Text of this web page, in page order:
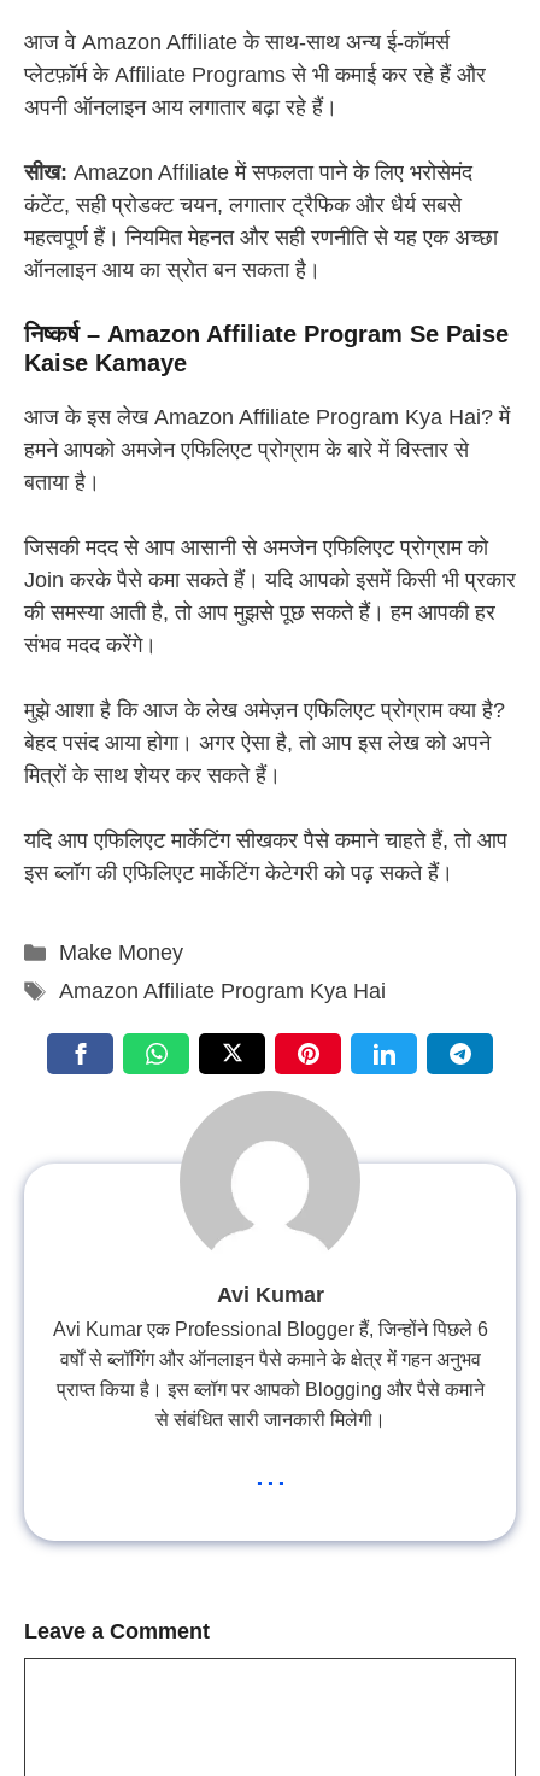
आज वे Amazon Affiliate के साथ-साथ अन्य ई-कॉमर्स
प्लेटफ़ॉर्म के Affiliate Programs से भी कमाई कर रहे हैं और
अपनी ऑनलाइन आय लगातार बढ़ा रहे हैं।
सीख: Amazon Affiliate में सफलता पाने के लिए भरोसेमंद
कंटेंट, सही प्रोडक्ट चयन, लगातार ट्रैफिक और धैर्य सबसे
महत्वपूर्ण हैं। नियमित मेहनत और सही रणनीति से यह एक अच्छा
ऑनलाइन आय का स्रोत बन सकता है।
निष्कर्ष – Amazon Affiliate Program Se Paise
Kaise Kamaye
आज के इस लेख Amazon Affiliate Program Kya Hai? में
हमने आपको अमजेन एफिलिएट प्रोग्राम के बारे में विस्तार से
बताया है।
जिसकी मदद से आप आसानी से अमजेन एफिलिएट प्रोग्राम को
Join करके पैसे कमा सकते हैं। यदि आपको इसमें किसी भी प्रकार
की समस्या आती है, तो आप मुझसे पूछ सकते हैं। हम आपकी हर
संभव मदद करेंगे।
मुझे आशा है कि आज के लेख अमेज़न एफिलिएट प्रोग्राम क्या है?
बेहद पसंद आया होगा। अगर ऐसा है, तो आप इस लेख को अपने
मित्रों के साथ शेयर कर सकते हैं।
यदि आप एफिलिएट मार्केटिंग सीखकर पैसे कमाने चाहते हैं, तो आप
इस ब्लॉग की एफिलिएट मार्केटिंग केटेगरी को पढ़ सकते हैं।
Categories
Make Money
Tags
Amazon Affiliate Program Kya Hai
Avi Kumar
Avi Kumar एक Professional Blogger हैं, जिन्होंने पिछले 6
वर्षों से ब्लॉगिंग और ऑनलाइन पैसे कमाने के क्षेत्र में गहन अनुभव
प्राप्त किया है। इस ब्लॉग पर आपको Blogging और पैसे कमाने
से संबंधित सारी जानकारी मिलेगी।
...
Leave a Comment